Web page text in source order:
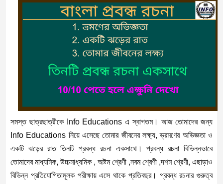
সমস্ত ছাত্রছাত্রীকে Info Educations এ স্বাগতম। আজ তোমাদের জন্য
Info Educations নিয়ে এসেছে তোমার জীবনের লক্ষ্য, ভ্রমণের অভিজ্ঞতা ও
একটি ঝড়ের রাত তিনটি প্রবন্ধ রচনা একসাথে। প্রবন্ধ রচনা বিভিন্নভাবে
তোমাদের মাধ্যমিক, উচ্চমাধ্যমিক , অষ্টম শ্রেণী ,নবম শ্রেণী ,দশম শ্রেণী, এছাড়াও
বিভিন্ন প্রতিযোগিতামূলক পরীক্ষায় এসে থাকে প্রতিবছর। প্রবন্ধ রচনার গুরুত্ব